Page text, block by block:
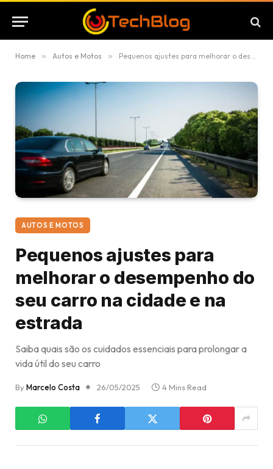
Home » Autos e Motos » Pequenos ajustes para melhorar o desempenho do seu carro na cidade e na estrada
AUTOS E MOTOS
Pequenos ajustes para
melhorar o desempenho do
seu carro na cidade e na
estrada
Saiba quais são os cuidados essenciais para prolongar a
vida útil do seu carro
ByMarcelo Costa 26/05/2025 4 Mins Read